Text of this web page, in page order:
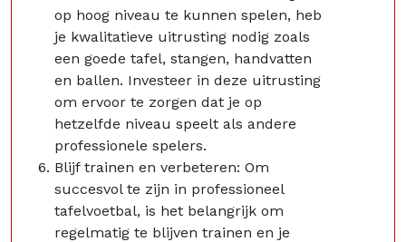
op hoog niveau te kunnen spelen, heb
je kwalitatieve uitrusting nodig zoals
een goede tafel, stangen, handvatten
en ballen. Investeer in deze uitrusting
om ervoor te zorgen dat je op
hetzelfde niveau speelt als andere
professionele spelers.
Blijf trainen en verbeteren: Om
succesvol te zijn in professioneel
tafelvoetbal, is het belangrijk om
regelmatig te blijven trainen en je